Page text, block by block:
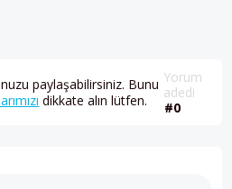
paylaşabilirsiniz. Bunu
dikkate alın lütfen.
Yorum
adedi
#0